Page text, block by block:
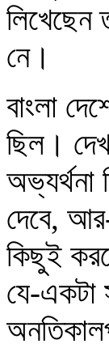
লিখেছেন
নে।
বাংলা
ছিল।
অভ্যর্থনা
দেবে,
কিছুই
যে-একটা